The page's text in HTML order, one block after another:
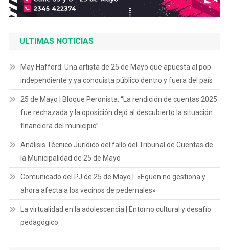
ULTIMAS NOTICIAS
May Hafford: Una artista de 25 de Mayo que apuesta al pop
independiente y ya conquista público dentro y fuera del país
25 de Mayo | Bloque Peronista: “La rendición de cuentas 2025
fue rechazada y la oposición dejó al descubierto la situación
financiera del municipio”
Análisis Técnico Jurídico del fallo del Tribunal de Cuentas de
la Municipalidad de 25 de Mayo
Comunicado del PJ de 25 de Mayo | «Egüen no gestiona y
ahora afecta a los vecinos de pedernales»
La virtualidad en la adolescencia | Entorno cultural y desafío
pedagógico